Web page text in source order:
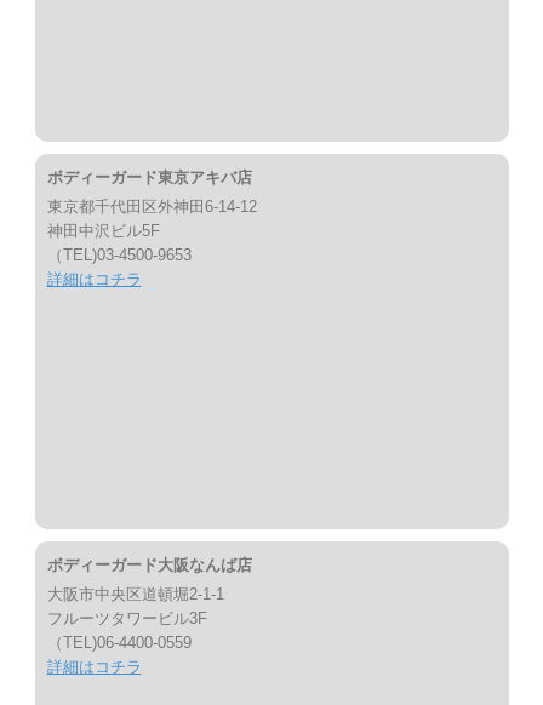
ボディーガード東京アキバ店
東京都千代田区外神田6-14-12
神田中沢ビル5F
（TEL)03-4500-9653
詳細はコチラ
ボディーガード大阪なんば店
大阪市中央区道頓堀2-1-1
フルーツタワービル3F
（TEL)06-4400-0559
詳細はコチラ